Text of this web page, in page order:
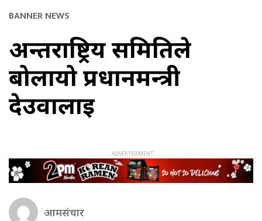
BANNER NEWS
अन्तर्राष्ट्रिय समितिले
बोलायो प्रधानमन्त्री
देउवालाई
आमसंचार